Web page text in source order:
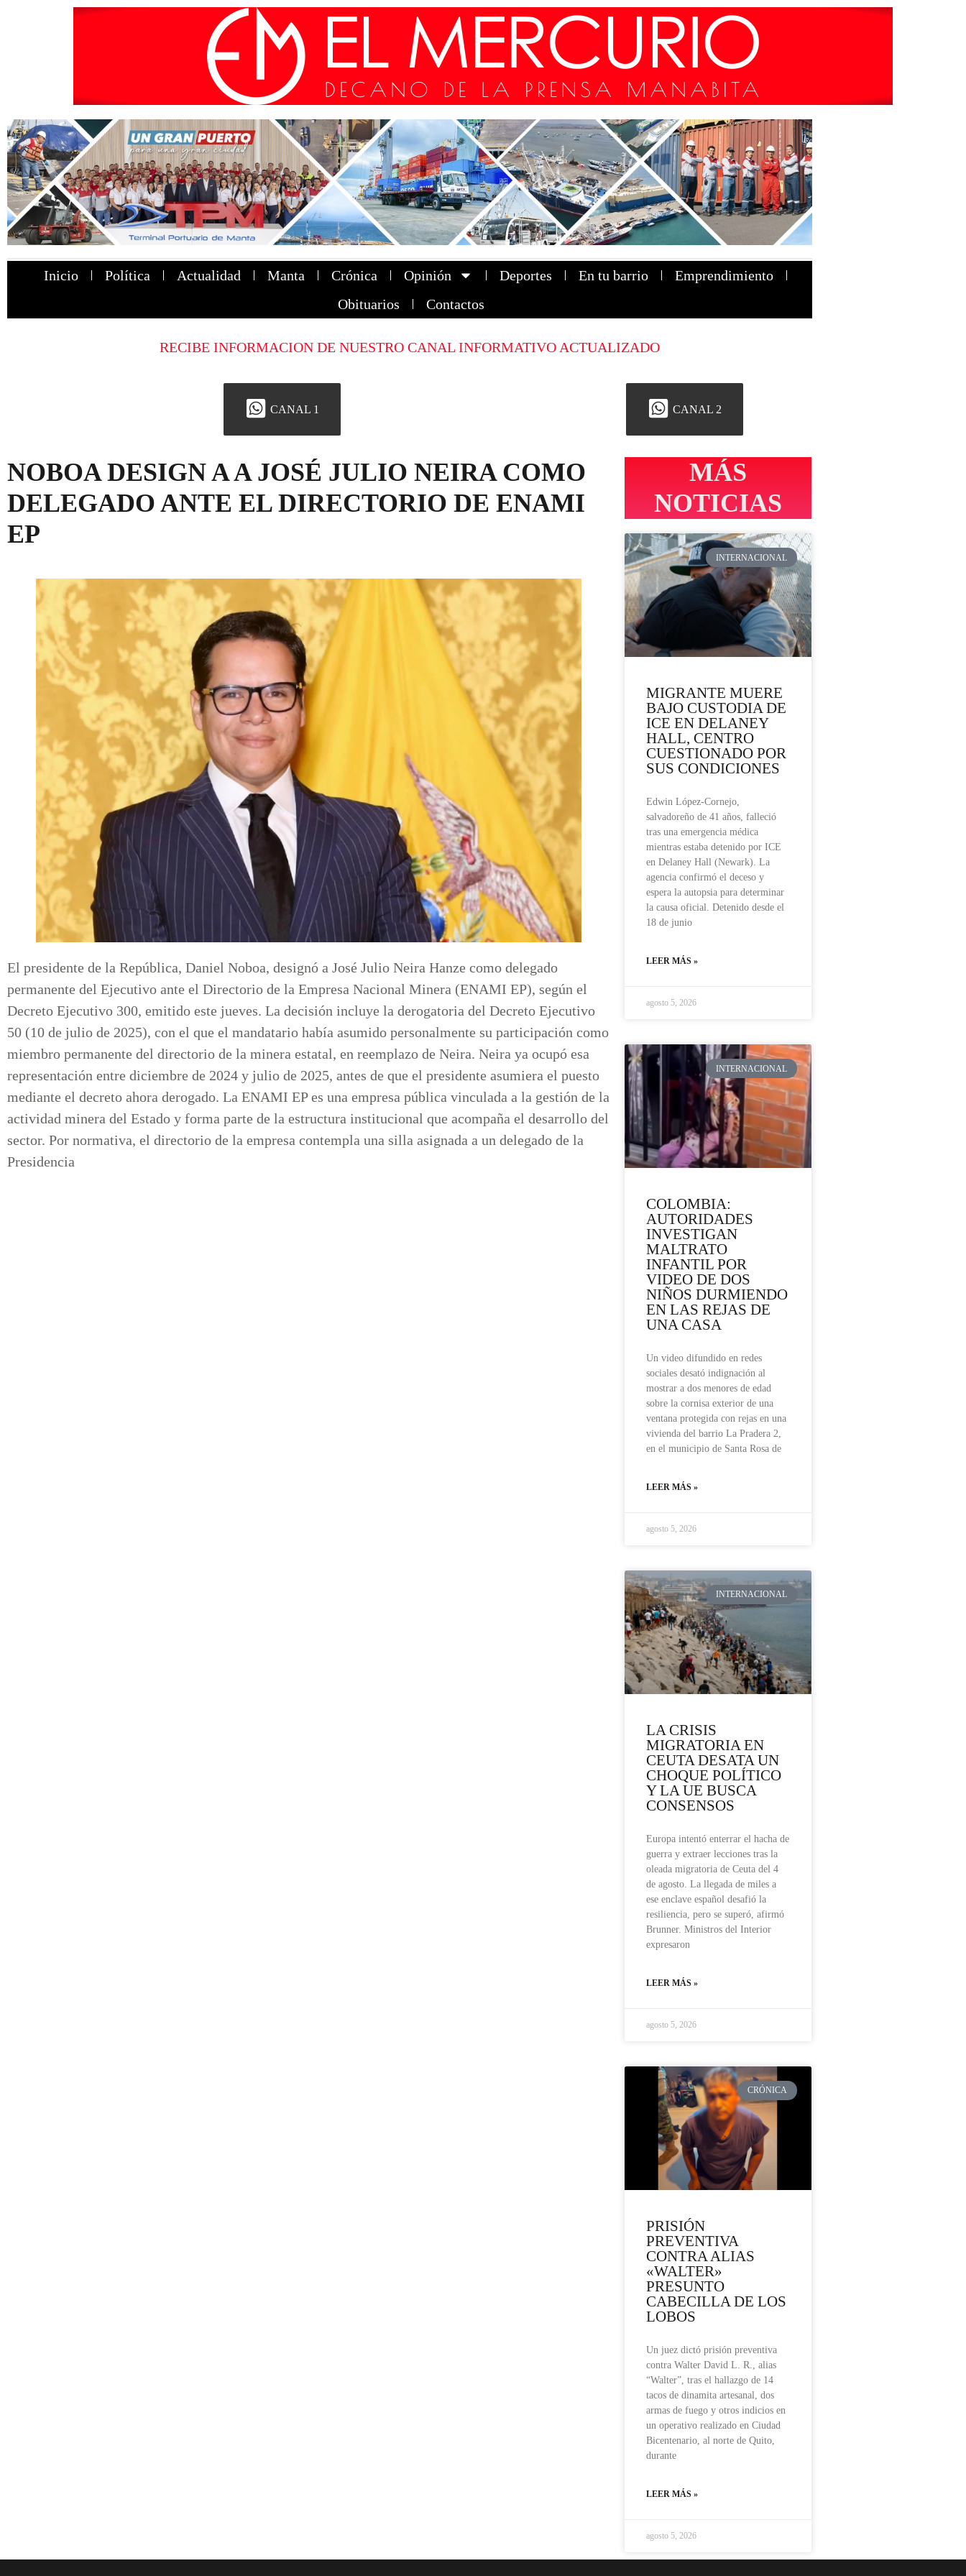
Inicio Política Actualidad Manta Crónica Opinión Deportes En tu barrio
Emprendimiento
Obituarios
Contactos
RECIBE INFORMACION DE NUESTRO CANAL INFORMATIVO ACTUALIZADO
CANAL 1 CANAL 2
NOBOA DESIGN A A JOSÉ JULIO NEIRA COMO
DELEGADO ANTE EL DIRECTORIO DE ENAMI
EP
El presidente de la República, Daniel Noboa, designó a José Julio Neira Hanze como delegado
permanente del Ejecutivo ante el Directorio de la Empresa Nacional Minera (ENAMI EP), según el
Decreto Ejecutivo 300, emitido este jueves. La decisión incluye la derogatoria del Decreto Ejecutivo
50 (10 de julio de 2025), con el que el mandatario había asumido personalmente su participación como
miembro permanente del directorio de la minera estatal, en reemplazo de Neira. Neira ya ocupó esa
representación entre diciembre de 2024 y julio de 2025, antes de que el presidente asumiera el puesto
mediante el decreto ahora derogado. La ENAMI EP es una empresa pública vinculada a la gestión de la
actividad minera del Estado y forma parte de la estructura institucional que acompaña el desarrollo del
sector. Por normativa, el directorio de la empresa contempla una silla asignada a un delegado de la
Presidencia
MÁS
NOTICIAS
INTERNACIONAL
MIGRANTE MUERE
BAJO CUSTODIA DE
ICE EN DELANEY
HALL, CENTRO
CUESTIONADO POR
SUS CONDICIONES
Edwin López-Cornejo,
salvadoreño de 41 años, falleció
tras una emergencia médica
mientras estaba detenido por ICE
en Delaney Hall (Newark). La
agencia confirmó el deceso y
espera la autopsia para determinar
la causa oficial. Detenido desde el
18 de junio
LEER MÁS »
agosto 5, 2026
INTERNACIONAL
COLOMBIA:
AUTORIDADES
INVESTIGAN
MALTRATO
INFANTIL POR
VIDEO DE DOS
NIÑOS DURMIENDO
EN LAS REJAS DE
UNA CASA
Un video difundido en redes
sociales desató indignación al
mostrar a dos menores de edad
sobre la cornisa exterior de una
ventana protegida con rejas en una
vivienda del barrio La Pradera 2,
en el municipio de Santa Rosa de
LEER MÁS »
agosto 5, 2026
INTERNACIONAL
LA CRISIS
MIGRATORIA EN
CEUTA DESATA UN
CHOQUE POLÍTICO
Y LA UE BUSCA
CONSENSOS
Europa intentó enterrar el hacha de
guerra y extraer lecciones tras la
oleada migratoria de Ceuta del 4
de agosto. La llegada de miles a
ese enclave español desafió la
resiliencia, pero se superó, afirmó
Brunner. Ministros del Interior
expresaron
LEER MÁS »
agosto 5, 2026
CRÓNICA
PRISIÓN
PREVENTIVA
CONTRA ALIAS
«WALTER»
PRESUNTO
CABECILLA DE LOS
LOBOS
Un juez dictó prisión preventiva
contra Walter David L. R., alias
“Walter”, tras el hallazgo de 14
tacos de dinamita artesanal, dos
armas de fuego y otros indicios en
un operativo realizado en Ciudad
Bicentenario, al norte de Quito,
durante
LEER MÁS »
agosto 5, 2026